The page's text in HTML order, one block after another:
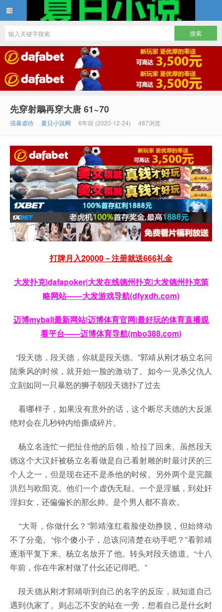
夏日小说
先穿射鵰再穿大唐 61~70
强暴虐待 夏日小说网 6年前 (2020-12-24) 487浏览
打牌月入20000－注册就送666礼金
大发扑克|dafapoker|大发在线德州扑克|大发德州扑克策
略网站——大发游戏导航(dfyxdh.com)
迈博myball最新网站|迈博体育官网|最好玩的体育直播观
看平台——迈博体育导航(mbo388.com)
“段天德，段天德，你就是段天德。”郭靖从刚才杨立名问
陆乘风的时候，就开始一脸的激动了。如今一见杀父仇人
立刻如同一只暴怒的狮子朝段天德扑了过去
看哪样子，如果没有意外的话，这个断尽天德的大反派
绝对会在几秒钟内给撕成碎片。
杨立名连忙一把扯住他的后领，给拉了回来。虽然段天
德这个大汉奸被杨立名看做是自己看射雕的时最讨厌的三
个人之一，但是现在还不是杀他的时候。另外两个是完颜
洪烈与欧阳克。他们一个虚伪无耻。一个是淫贼，到处奸
淫妇女，还偏偏长的那幺帅。是个男人都不喜欢。
“大哥，你做什幺？”郭靖涨红着脸使劲挣脱，但始终动
不了分毫。“你个傻小子，总该问清楚在动手吧？”看郭靖
逐渐平复下来。杨立名放开了他。转头对段天德道。“十八
年前，你在牛家村做了什幺还记得吧。”
段天德从刚才郭靖听到自己的名字的反应，就知道自己
遇到仇家了。则忐忑不安的站在一旁，想着自己是什幺时